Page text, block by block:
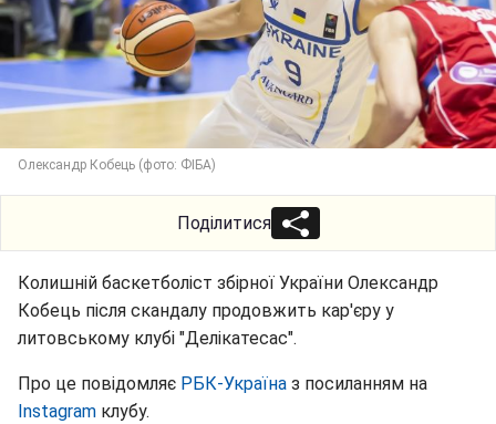
Олександр Кобець (фото: ФІБА)
Поділитися
Колишній баскетболіст збірної України Олександр
Кобець після скандалу продовжить кар'єру у
литовському клубі "Делікатесас".
Про це повідомляє РБК-Україна з посиланням на
Instagram клубу.